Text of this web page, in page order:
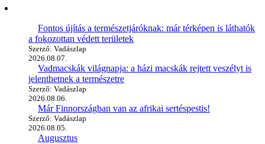
Fontos újítás a természetjáróknak: már térképen is láthatók
a fokozottan védett területek
Szerző: Vadászlap
2026.08.07.
Vadmacskák világnapja: a házi macskák rejtett veszélyt is
jelenthetnek a természetre
Szerző: Vadászlap
2026.08.06.
Már Finnországban van az afrikai sertéspestis!
Szerző: Vadászlap
2026.08.05.
Augusztus